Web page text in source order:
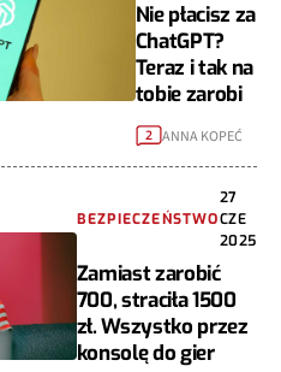
Nie płacisz za
ChatGPT?
Teraz i tak na
tobie zarobi
2 ANNA KOPEĆ
BEZPIECZEŃSTWO
27
CZE
2025
Zamiast zarobić
700, straciła 1500
zł. Wszystko przez
konsolę do gier